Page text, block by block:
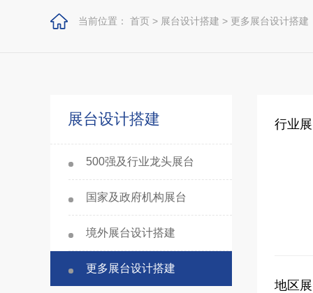
当前位置： 首页 > 展台设计搭建 > 更多展台设计搭建
展台设计搭建
500强及行业龙头展台
国家及政府机构展台
境外展台设计搭建
更多展台设计搭建
行业
地区